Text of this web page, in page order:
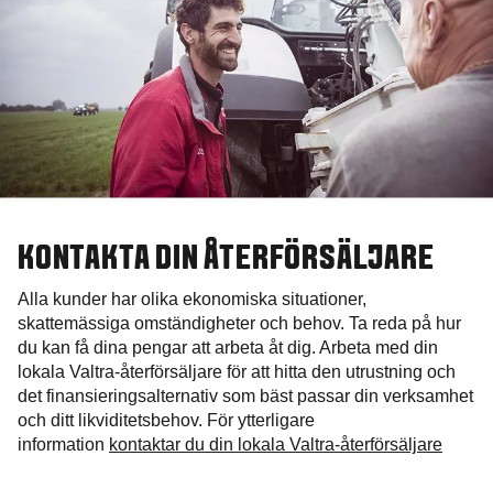
KONTAKTA DIN ÅTERFÖRSÄLJARE
Alla kunder har olika ekonomiska situationer,
skattemässiga omständigheter och behov. Ta reda på hur
du kan få dina pengar att arbeta åt dig. Arbeta med din
lokala Valtra-återförsäljare för att hitta den utrustning och
det finansieringsalternativ som bäst passar din verksamhet
och ditt likviditetsbehov. För ytterligare
information kontaktar du din lokala Valtra-återförsäljare